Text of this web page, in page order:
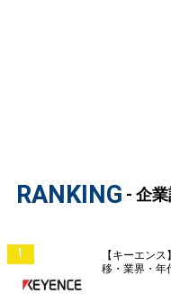
RANKING - 企
1
【キーエン
移・業界・年